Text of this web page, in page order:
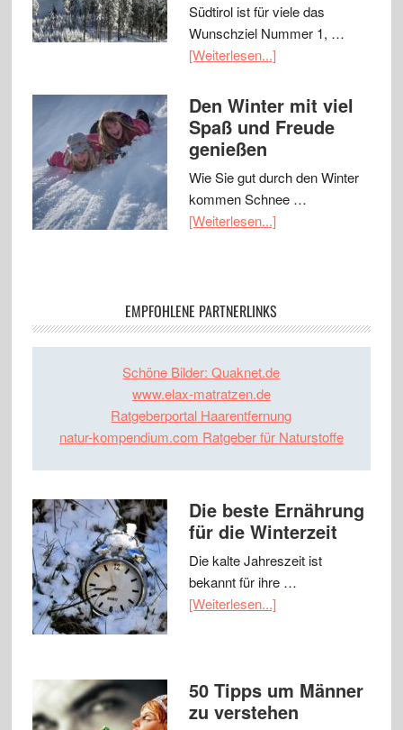
Südtirol ist für viele das
Wunschziel Nummer 1, …
[Weiterlesen...]
Den Winter mit viel
Spaß und Freude
genießen
Wie Sie gut durch den Winter
kommen Schnee …
[Weiterlesen...]
EMPFOHLENE PARTNERLINKS
Schöne Bilder: Quaknet.de
www.elax-matratzen.de
Ratgeberportal Haarentfernung
natur-kompendium.com Ratgeber für Naturstoffe
Die beste Ernährung
für die Winterzeit
Die kalte Jahreszeit ist
bekannt für ihre …
[Weiterlesen...]
50 Tipps um Männer
zu verstehen